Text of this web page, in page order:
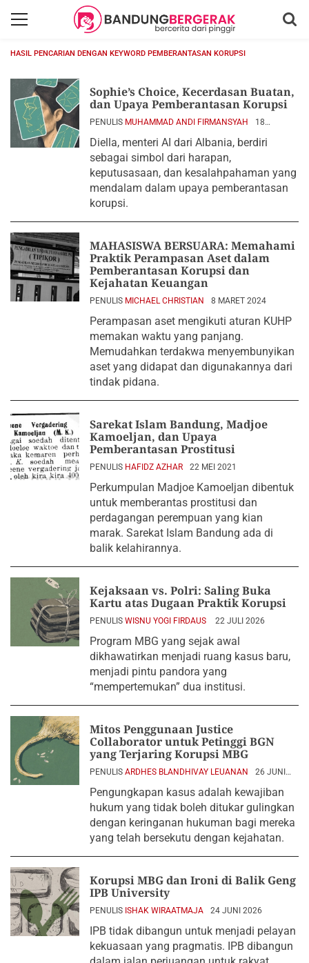
HASIL PENCARIAN DENGAN KEYWORD PEMBERANTASAN KORUPSI
Sophie’s Choice, Kecerdasan Buatan,
dan Upaya Pemberantasan Korupsi
PENULIS MUHAMMAD ANDI FIRMANSYAH
18
Diella, menteri AI dari Albania, berdiri
sebagai simbol dari harapan,
keputusasaan, dan kesalahpahaman yang
mendalam dalam upaya pemberantasan
korupsi.
MAHASISWA BERSUARA: Memahami
Praktik Perampasan Aset dalam
Pemberantasan Korupsi dan
Kejahatan Keuangan
PENULIS MICHAEL CHRISTIAN 8 MARET 2024
Perampasan aset mengikuti aturan KUHP
memakan waktu yang panjang.
Memudahkan terdakwa menyembunyikan
aset yang didapat dan digunakannya dari
tindak pidana.
Sarekat Islam Bandung, Madjoe
Kamoeljan, dan Upaya
Pemberantasan Prostitusi
PENULIS HAFIDZ AZHAR 22 MEI 2021
Perkumpulan Madjoe Kamoeljan dibentuk
untuk memberantas prostitusi dan
perdagangan perempuan yang kian
marak. Sarekat Islam Bandung ada di
balik kelahirannya.
Kejaksaan vs. Polri: Saling Buka
Kartu atas Dugaan Praktik Korupsi
PENULIS WISNU YOGI FIRDAUS 22 JULI 2026
Program MBG yang sejak awal
dikhawatirkan menjadi ruang kasus baru,
menjadi pintu pandora yang
“mempertemukan” dua institusi.
Mitos Penggunaan Justice
Collaborator untuk Petinggi BGN
yang Terjaring Korupsi MBG
PENULIS ARDHES BLANDHIVAY LEUANAN
26 JUNI
Pengungkapan kasus adalah kewajiban
hukum yang tidak boleh ditukar gulingkan
dengan keringanan hukuman bagi mereka
yang telah bersekutu dengan kejahatan.
Korupsi MBG dan Ironi di Balik Geng
IPB University
PENULIS ISHAK WIRAATMAJA 24 JUNI 2026
IPB tidak dibangun untuk menjadi pelayan
kekuasaan yang pragmatis. IPB dibangun